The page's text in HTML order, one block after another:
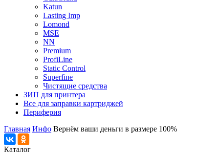
Katun
Lasting Imp
Lomond
MSE
NN
Premium
ProfiLine
Static Control
Superfine
Чистящие средства
ЗИП для принтера
Все для заправки картриджей
Периферия
Главная Инфо Вернём ваши деньги в размере 100%
Каталог